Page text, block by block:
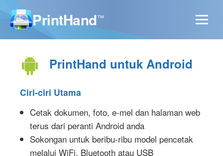
PrintHand™
PrintHand untuk Android
Ciri-ciri Utama
Cetak dokumen, foto, e-mel dan halaman web
terus dari peranti Android anda
Sokongan untuk beribu-ribu model pencetak
melalui WiFi, Bluetooth atau USB